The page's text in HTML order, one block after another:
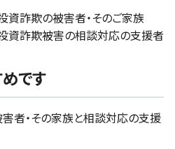
詐欺の被害者・そのご家族
詐欺被害の相談対応の支援者
です
者・その家族と相談対応の支援